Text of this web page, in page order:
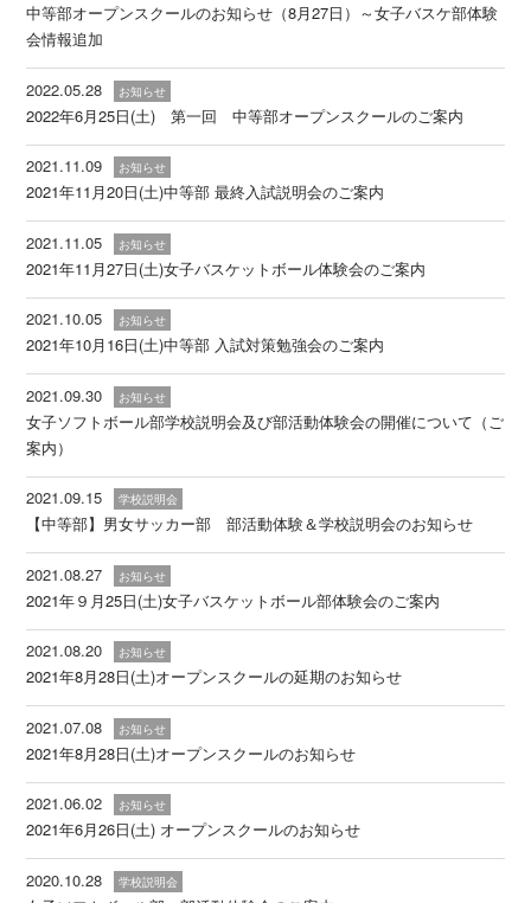
中等部オープンスクールのお知らせ（8月27日）～女子バスケ部体験
会情報追加
2022.05.28 お知らせ
2022年6月25日(土) 第一回 中等部オープンスクールのご案内
2021.11.09 お知らせ
2021年11月20日(土)中等部 最終入試説明会のご案内
2021.11.05 お知らせ
2021年11月27日(土)女子バスケットボール体験会のご案内
2021.10.05 お知らせ
2021年10月16日(土)中等部 入試対策勉強会のご案内
2021.09.30 お知らせ
女子ソフトボール部学校説明会及び部活動体験会の開催について（ご
案内）
2021.09.15 学校説明会
【中等部】男女サッカー部 部活動体験＆学校説明会のお知らせ
2021.08.27 お知らせ
2021年９月25日(土)女子バスケットボール部体験会のご案内
2021.08.20 お知らせ
2021年8月28日(土)オープンスクールの延期のお知らせ
2021.07.08 お知らせ
2021年8月28日(土)オープンスクールのお知らせ
2021.06.02 お知らせ
2021年6月26日(土) オープンスクールのお知らせ
2020.10.28 学校説明会